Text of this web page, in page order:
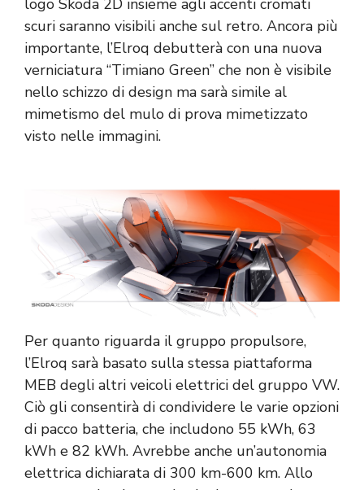
scuri saranno visibili anche sul retro. Ancora più
importante, l’Elroq debutterà con una nuova
verniciatura “Timiano Green” che non è visibile
nello schizzo di design ma sarà simile al
mimetismo del mulo di prova mimetizzato
visto nelle immagini.
Per quanto riguarda il gruppo propulsore,
l’Elroq sarà basato sulla stessa piattaforma
MEB degli altri veicoli elettrici del gruppo VW.
Ciò gli consentirà di condividere le varie opzioni
di pacco batteria, che includono 55 kWh, 63
kWh e 82 kWh. Avrebbe anche un’autonomia
elettrica dichiarata di 300 km-600 km. Allo